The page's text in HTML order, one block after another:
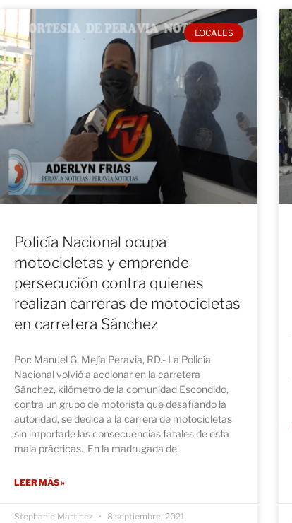
LOCALES
Policía Nacional ocupa
motocicletas y emprende
persecución contra quienes
realizan carreras de motocicletas
en carretera Sánchez
Por: Manuel G. Mejía Peravia, RD.- La Policía
Nacional volvió a accionar en la carretera
Sánchez, kilómetro de la comunidad Escondido,
contra un grupo de motorista que desafiando la
autoridad, se dedica a la carrera de motocicletas
sin importarle las consecuencias fatales de esta
mala prácticas. En la madrugada de
LEER MÁS »
Stephanie Martinez 8 septiembre, 2021